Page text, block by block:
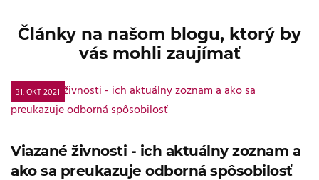
Články na našom blogu, ktorý by
vás mohli zaujímať
31. OKT 2021
Viazané živnosti - ich aktuálny zoznam a
ako sa preukazuje odborná spôsobilosť